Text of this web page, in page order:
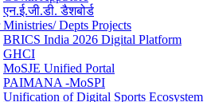
एन.ई.जी.डी. डैशबोर्ड
Ministries/ Depts Projects
BRICS India 2026 Digital Platform
GHCI
MoSJE Unified Portal
PAIMANA -MoSPI
Unification of Digital Sports Ecosystem